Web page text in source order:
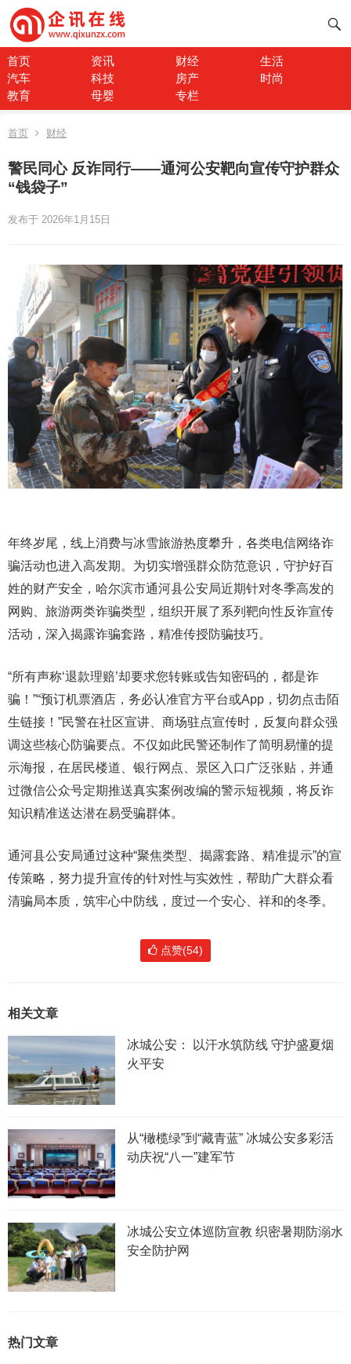
首页 资讯 财经
生活
汽车
科技 房产
时尚
教育
母婴 专栏
首页 财经
警民同心 反诈同行——通河公安靶向宣传守护群众
“钱袋子”
发布于 2026年1月15日
年终岁尾，线上消费与冰雪旅游热度攀升，各类电信网络诈
骗活动也进入高发期。为切实增强群众防范意识，守护好百
姓的财产安全，哈尔滨市通河县公安局近期针对冬季高发的
网购、旅游两类诈骗类型，组织开展了系列靶向性反诈宣传
活动，深入揭露诈骗套路，精准传授防骗技巧。
“所有声称‘退款理赔’却要求您转账或告知密码的，都是诈
骗！”“预订机票酒店，务必认准官方平台或App，切勿点击陌
生链接！”民警在社区宣讲、商场驻点宣传时，反复向群众强
调这些核心防骗要点。不仅如此民警还制作了简明易懂的提
示海报，在居民楼道、银行网点、景区入口广泛张贴，并通
过微信公众号定期推送真实案例改编的警示短视频，将反诈
知识精准送达潜在易受骗群体。
通河县公安局通过这种“聚焦类型、揭露套路、精准提示”的宣
传策略，努力提升宣传的针对性与实效性，帮助广大群众看
清骗局本质，筑牢心中防线，度过一个安心、祥和的冬季。
点赞(54)
相关文章
冰城公安： 以汗水筑防线 守护盛夏烟
火平安
从“橄榄绿”到“藏青蓝” 冰城公安多彩活
动庆祝“八一”建军节
冰城公安立体巡防宣教 织密暑期防溺水
安全防护网
热门文章